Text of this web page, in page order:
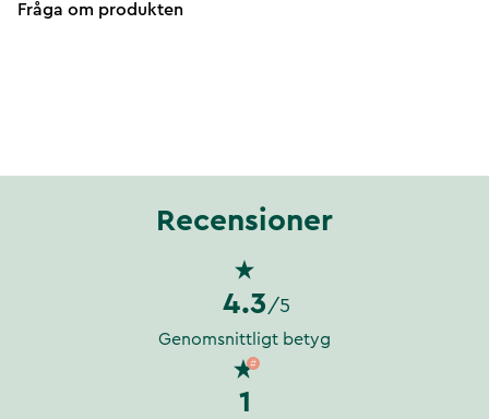
Fråga om produkten
Recensioner
4.3 /5
Genomsnittligt betyg
1